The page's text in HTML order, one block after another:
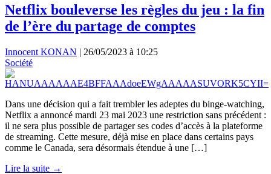
Netflix bouleverse les règles du jeu : la fin
de l’ère du partage de comptes
Innocent KONAN | 26/05/2023 à 10:25
Société
Dans une décision qui a fait trembler les adeptes du binge-watching,
Netflix a annoncé mardi 23 mai 2023 une restriction sans précédent :
il ne sera plus possible de partager ses codes d’accès à la plateforme
de streaming. Cette mesure, déjà mise en place dans certains pays
comme le Canada, sera désormais étendue à une […]
Lire la suite →